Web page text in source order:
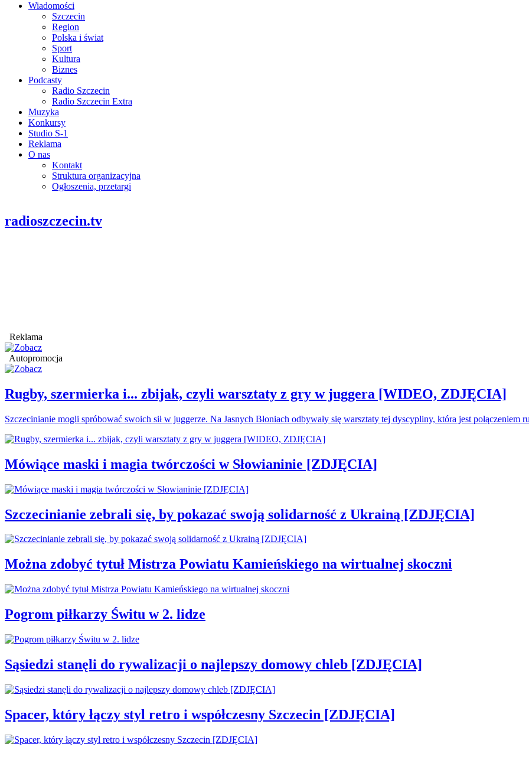
Wiadomości
Szczecin
Region
Polska i świat
Sport
Kultura
Biznes
Podcasty
Radio Szczecin
Radio Szczecin Extra
Muzyka
Konkursy
Studio S-1
Reklama
O nas
Kontakt
Struktura organizacyjna
Ogłoszenia, przetargi
radioszczecin.tv
Reklama
Autopromocja
Rugby, szermierka i... zbijak, czyli warsztaty z gry w juggera [WIDEO, ZDJĘCIA]
Szczecinianie mogli spróbować swoich sił w juggerze. Na Jasnych Błoniach odbywały się warsztaty tej dyscypliny, która jest połączeniem
Mówiące maski i magia twórczości w Słowianinie [ZDJĘCIA]
Szczecinianie zebrali się, by pokazać swoją solidarność z Ukrainą [ZDJĘCIA]
Można zdobyć tytuł Mistrza Powiatu Kamieńskiego na wirtualnej skoczni
Pogrom piłkarzy Świtu w 2. lidze
Sąsiedzi stanęli do rywalizacji o najlepszy domowy chleb [ZDJĘCIA]
Spacer, który łączy styl retro i współczesny Szczecin [ZDJĘCIA]